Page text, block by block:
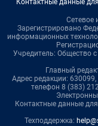
Контактные данные
Сетевое
Зарегистрировано
информационных
Учредитель: Общество
Главный
Адрес редакции:
телефон 8 (383)
Контактные данные
Техподдержка: